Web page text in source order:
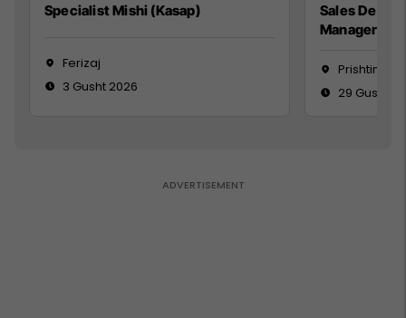
Specialist Mishi (Kasap)
Ferizaj
3 Gusht 2026
Sales
Manager
Prishtinë
29 Gusht